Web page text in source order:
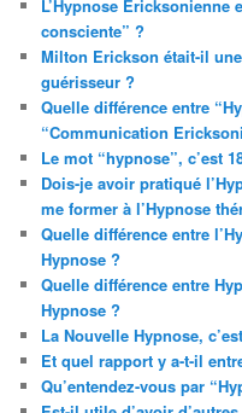
L’Hypnose Ericksonienne
consciente” ?
Milton Erickson était-il
guérisseur ?
Quelle différence entre
“Communication
Le mot “hypnose”, c’est
Dois-je avoir pratiqué
me former à l’Hypnose
Quelle différence entre
Hypnose ?
Quelle différence entre
Hypnose ?
La Nouvelle Hypnose,
Et quel rapport y a-t-il
Qu’entendez-vous par